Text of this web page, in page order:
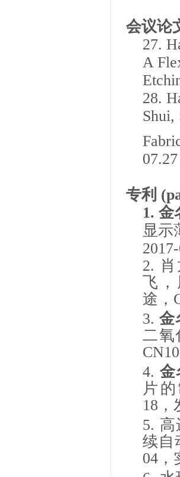
会议论
27.
A
28.
Shui,
07.27
专利
1.金
显示
2.
飞
途，
3.金
二氧
4. 金
片
18
5. 高
续自
04